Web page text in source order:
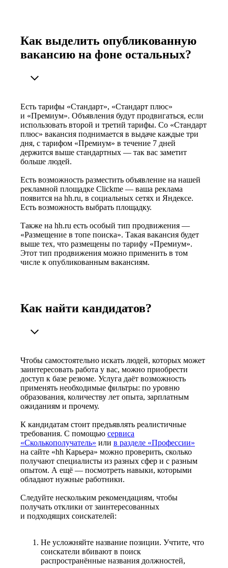
Как выделить опубликованную
вакансию на фоне остальных?
Есть тарифы «Стандарт», «Стандарт плюс»
и «Премиум». Объявления будут продвигаться, если
использовать второй и третий тарифы. Со «Стандарт
плюс» вакансия поднимается в выдаче каждые три
дня, с тарифом «Премиум» в течение 7 дней
держится выше стандартных — так вас заметит
больше людей.
Есть возможность разместить объявление на нашей
рекламной площадке Clickme — ваша реклама
появится на hh.ru, в социальных сетях и Яндексе.
Есть возможность выбрать площадку.
Также на hh.ru есть особый тип продвижения —
«Размещение в топе поиска». Такая вакансия будет
выше тех, что размещены по тарифу «Премиум».
Этот тип продвижения можно применить в том
числе к опубликованным вакансиям.
Как найти кандидатов?
Чтобы самостоятельно искать людей, которых может
заинтересовать работа у вас, можно приобрести
доступ к базе резюме. Услуга даёт возможность
применять необходимые фильтры: по уровню
образования, количеству лет опыта, зарплатным
ожиданиям и прочему.
К кандидатам стоит предъявлять реалистичные
требования. С помощью сервиса
«Сколькополучатель» или в разделе «Профессии»
на сайте «hh Карьера» можно проверить, сколько
получают специалисты из разных сфер и с разным
опытом. А ещё — посмотреть навыки, которыми
обладают нужные работники.
Следуйте нескольким рекомендациям, чтобы
получать отклики от заинтересованных
и подходящих соискателей:
Не усложняйте название позиции. Учтите, что
соискатели вбивают в поиск
распространённые названия должностей,